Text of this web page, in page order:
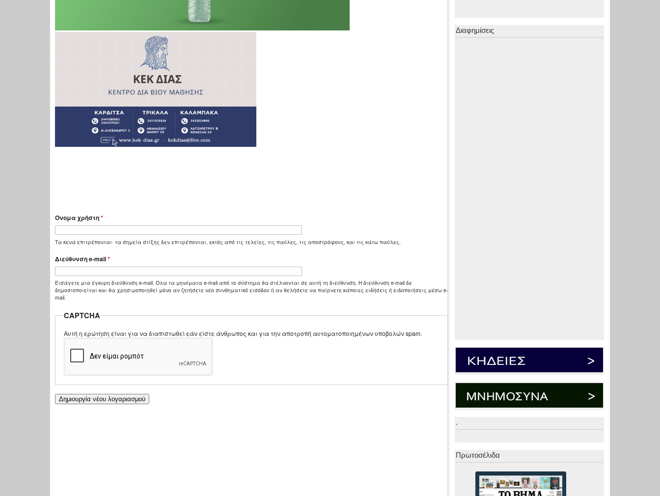
Όνομα χρήστη*
Τα κενά επιτρέπονται· τα σημεία στίξης δεν επιτρέπονται, εκτός από τις τελείες, τις παύλες, τις αποστρόφους, και τις κάτω παύλες.
Διεύθυνση e-mail*
Εισάγετε μια έγκυρη διεύθυνση e-mail. Όλα τα μηνύματα e-mail από το σύστημα θα στέλνονται σε αυτή τη διεύθυνση. Η διεύθυνση e-mail δε
δημοσιοποιείται και θα χρησιμοποιηθεί μόνο αν ζητήσετε νέο συνθηματικό εισόδου ή αν θελήσετε να παίρνετε κάποιες ειδήσεις ή ειδοποιήσεις μέσω e-
mail.
CAPTCHA
Αυτή η ερώτηση είναι για να διαπιστωθεί εάν είστε άνθρωπος και για την αποτροπή αυτοματοποιημένων υποβολών spam.
Διαφημίσεις
.
.
Πρωτοσέλιδα